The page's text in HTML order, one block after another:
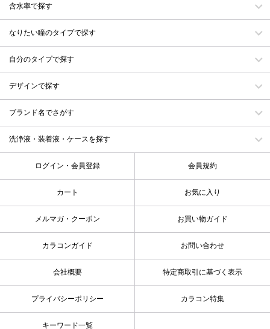
含水率で探す
なりたい瞳のタイプで探す
自分のタイプで探す
デザインで探す
ブランド名でさがす
洗浄液・装着液・ケースを探す
ログイン・会員登録 会員規約
カート お気に入り
メルマガ・クーポン お買い物ガイド
カラコンガイド お問い合わせ
会社概要 特定商取引に基づく表示
プライバシーポリシー カラコン特集
キーワード一覧